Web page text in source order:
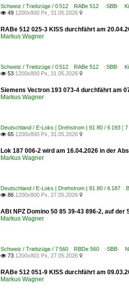
Schweiz / Triebzüge / 0 512 RABe 512 ·SBB·
 49 1200x800 Px, 31.05.2026 
RABe 512 025-3 KISS durchfährt am
Markus Wagner
Schweiz / Triebzüge / 0 512 RABe 512 ·SBB·
 53 1200x800 Px, 31.05.2026 
Siemens Vectron 193 073-4 durchfährt am
Markus Wagner
Deutschland / E-Loks | Drehstrom | 91 80 / 6
 65 1200x800 Px, 31.05.2026 
Lok 187 006-2 wird am 16.04.2026 in der
Markus Wagner
Deutschland / E-Loks | Drehstrom | 91 80 / 6
 86 1200x800 Px, 27.05.2026 
ABt NPZ Domino 50 85 39-43 896-2, auf
Markus Wagner
Schweiz / Triebzüge / 7 560 RBDe 560 ·SBB·
 73 1200x801 Px, 27.05.2026 
RABe 512 051-9 KISS durchfährt am
Markus Wagner